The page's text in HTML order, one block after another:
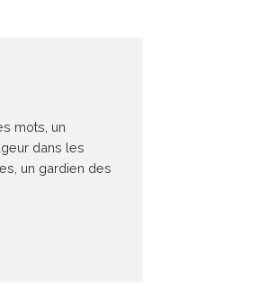
mots, un
dans les
un gardien des